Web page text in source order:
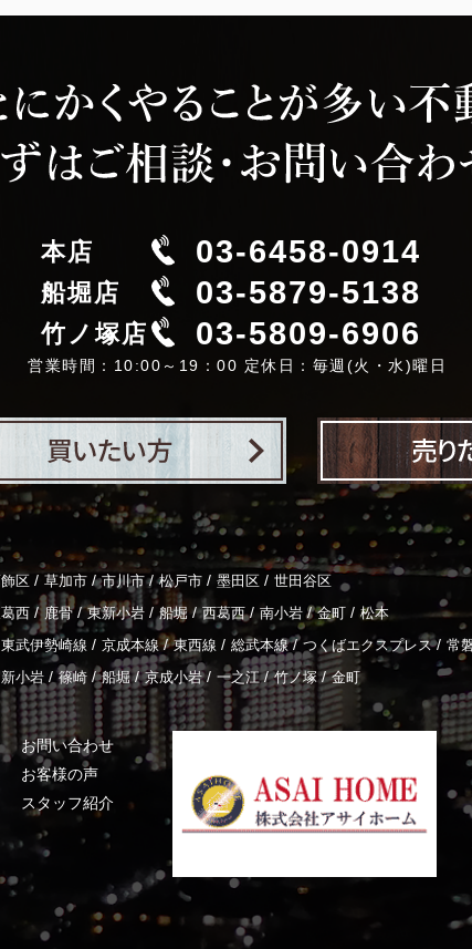
本店 03-6458-0914
船堀店 03-5879-5138
竹ノ塚店 03-5809-6906
営業時間：10:00～19：00 定休日：毎週(火・水)曜日
区 / 草加市 / 市川市 / 松戸市 / 墨田区 / 世田谷区
西 / 鹿骨 / 東新小岩 / 船堀 / 西葛西 / 南小岩 / 金町 / 松本
東武伊勢崎線 / 京成本線 / 東西線 / 総武本線 / つくばエクスプレス / 常
新小岩 / 篠崎 / 船堀 / 京成小岩 / 一之江 / 竹ノ塚 / 金町
お問い合わせ
お客様の声
スタッフ紹介